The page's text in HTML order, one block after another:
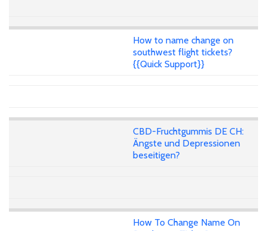
How to name change on
southwest flight tickets?
{{Quick Support}}
CBD-Fruchtgummis DE CH:
Ängste und Depressionen
beseitigen?
How To Change Name On